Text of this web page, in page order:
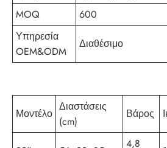
MOQ
600
Υπηρεσία
OEM&ODM
Διαθέσιμο
Μοντέλο
Διαστάσεις
(cm)
Βάρος
4,8